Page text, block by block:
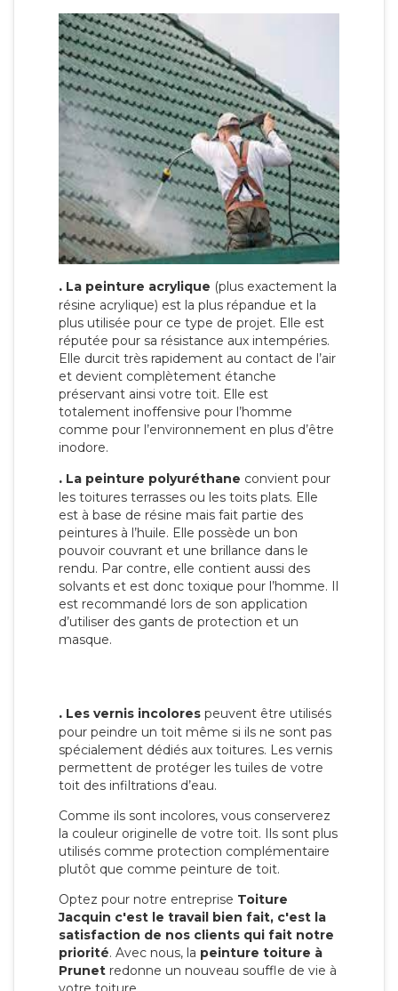
. La peinture acrylique (plus exactement la
résine acrylique) est la plus répandue et la
plus utilisée pour ce type de projet. Elle est
réputée pour sa résistance aux intempéries.
Elle durcit très rapidement au contact de l’air
et devient complètement étanche
préservant ainsi votre toit. Elle est
totalement inoffensive pour l’homme
comme pour l’environnement en plus d’être
inodore.
. La peinture polyuréthane convient pour
les toitures terrasses ou les toits plats. Elle
est à base de résine mais fait partie des
peintures à l’huile. Elle possède un bon
pouvoir couvrant et une brillance dans le
rendu. Par contre, elle contient aussi des
solvants et est donc toxique pour l’homme. Il
est recommandé lors de son application
d’utiliser des gants de protection et un
masque.
. Les vernis incolores peuvent être utilisés
pour peindre un toit même si ils ne sont pas
spécialement dédiés aux toitures. Les vernis
permettent de protéger les tuiles de votre
toit des infiltrations d’eau.
Comme ils sont incolores, vous conserverez
la couleur originelle de votre toit. Ils sont plus
utilisés comme protection complémentaire
plutôt que comme peinture de toit.
Optez pour notre entreprise Toiture
Jacquin c'est le travail bien fait, c'est la
satisfaction de nos clients qui fait notre
priorité. Avec nous, la peinture toiture à
Prunet redonne un nouveau souffle de vie à